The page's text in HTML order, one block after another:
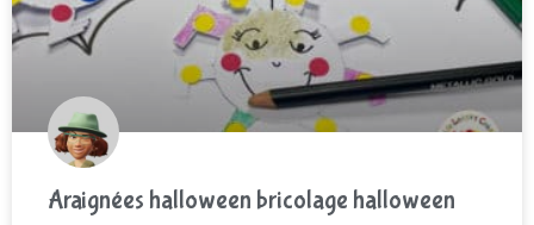
Araignées halloween bricolage halloween